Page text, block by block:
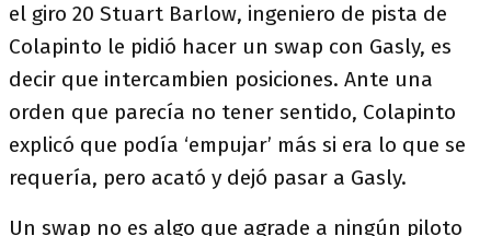
el giro 20 Stuart Barlow, ingeniero de pista de
Colapinto le pidió hacer un swap con Gasly, es
decir que intercambien posiciones. Ante una
orden que parecía no tener sentido, Colapinto
explicó que podía ‘empujar’ más si era lo que se
requería, pero acató y dejó pasar a Gasly.
Un swap no es algo que agrade a ningún piloto